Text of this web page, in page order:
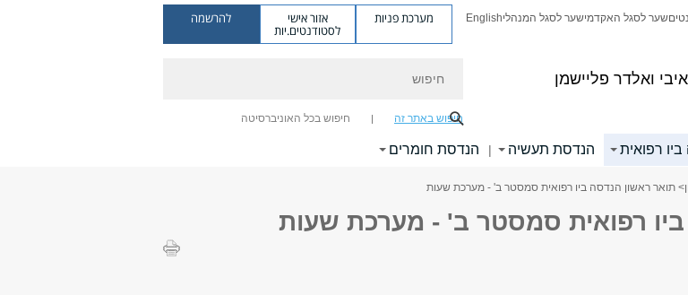
ואלדר פליישמן
שער לסגל האקדמישער לסגל המנהליEnglish מערכת פניות אזור אישי
לסטודנטים.יות
להרשמה
חיפוש באתר זה חיפוש בכל האוניברסיטה
רפואית הנדסת תעשיה | הנדסת חומרים
> תואר ראשון הנדסה ביו רפואית סמסטר ב' - מערכת שעות
רפואית סמסטר ב' - מערכת שעות